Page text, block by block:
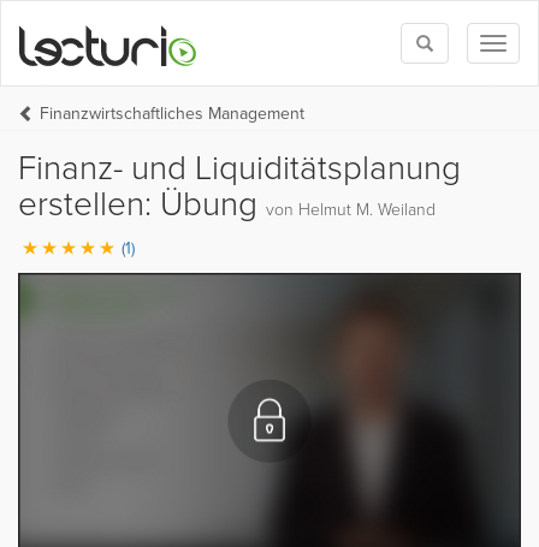
Toggle
search
Finanzwirtschaftliches Management
Finanz- und Liquiditätsplanung
erstellen: Übung von Helmut M. Weiland
(1)